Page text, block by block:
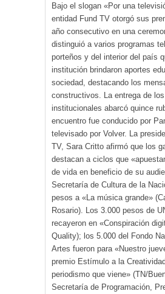
Bajo el slogan «Por una
entidad Fund TV otorgó sus
año consecutivo en una
distinguió a varios programas
porteños y del interior del país
institución brindaron aportes
sociedad, destacando los
constructivos. La entrega de
institucionales abarcó quince
encuentro fue conducido por
televisado por Volver. La
TV, Sara Critto afirmó que los
destacan a ciclos que
de vida en beneficio de su
Secretaría de Cultura de la
pesos a «La música grande»
Rosario). Los 3.000 pesos de
recayeron en «Conspiración
Quality); los 5.000 del Fondo
Artes fueron para «Nuestro
premio Estímulo a la
periodismo que viene» (TN/
Secretaría de Programación,